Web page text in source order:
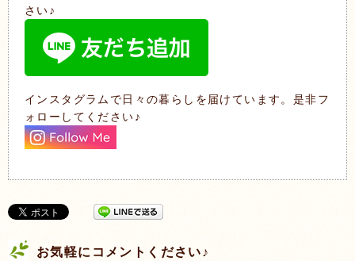
さい♪
インスタグラムで日々の暮らしを届けています。是非フ
ォローしてください♪
お気軽にコメントください♪